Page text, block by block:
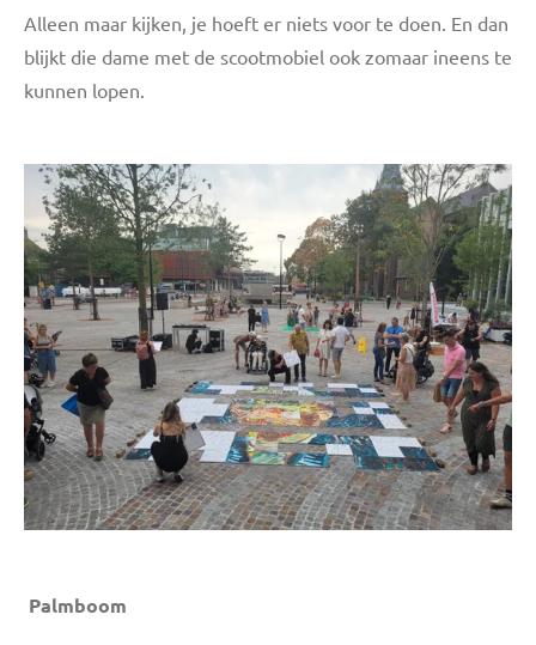
Alleen maar kijken, je hoeft er niets voor te doen. En dan
blijkt die dame met de scootmobiel ook zomaar ineens te
kunnen lopen.
Palmboom